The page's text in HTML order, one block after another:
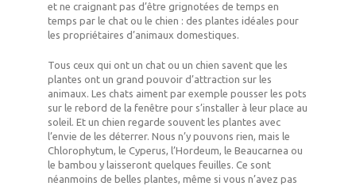
et ne craignant pas d’être grignotées de temps en
temps par le chat ou le chien : des plantes idéales pour
les propriétaires d’animaux domestiques.
Tous ceux qui ont un chat ou un chien savent que les
plantes ont un grand pouvoir d’attraction sur les
animaux. Les chats aiment par exemple pousser les pots
sur le rebord de la fenêtre pour s’installer à leur place au
soleil. Et un chien regarde souvent les plantes avec
l’envie de les déterrer. Nous n’y pouvons rien, mais le
Chlorophytum, le Cyperus, l’Hordeum, le Beaucarnea ou
le bambou y laisseront quelques feuilles. Ce sont
néanmoins de belles plantes, même si vous n’avez pas